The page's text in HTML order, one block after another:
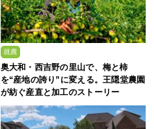
就農
奥大和・西吉野の里山で、梅と柿
を“産地の誇り”に変える。王隠堂農園
が紡ぐ産直と加工のストーリー